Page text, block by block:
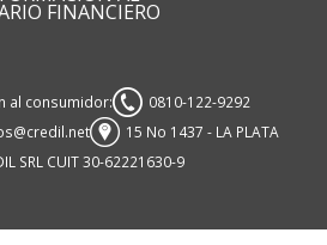
FINANCIERO
al consumidor:
0810-122-9292
15 No 1437 - LA PLATA
SRL CUIT 30-62221630-9